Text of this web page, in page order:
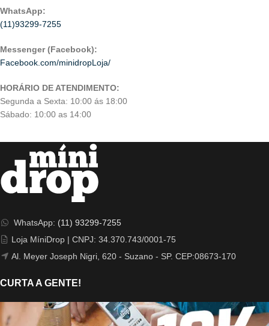
WhatsApp:
(11)93299-7255
Messenger (Facebook):
Facebook.com/minidropLoja/
HORÁRIO DE ATENDIMENTO:
Segunda a Sexta: 10:00 ás 18:00
Sábado: 10:00 as 14:00
WhatsApp: (11) 93299-7255
Loja MíniDrop | CNPJ: 34.370.743/0001-75
Al. Meyer Joseph Nigri, 620 - Suzano - SP. CEP:08673-170
CURTA A GENTE!